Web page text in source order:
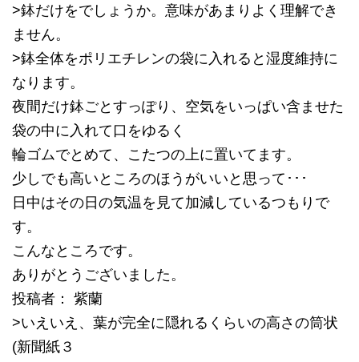
>鉢だけをでしょうか。意味があまりよく理解でき
ません。
>鉢全体をポリエチレンの袋に入れると湿度維持に
なります。
夜間だけ鉢ごとすっぽり、空気をいっぱい含ませた
袋の中に入れて口をゆるく
輪ゴムでとめて、こたつの上に置いてます。
少しでも高いところのほうがいいと思って･･･
日中はその日の気温を見て加減しているつもりで
す。
こんなところです。
ありがとうございました。
投稿者： 紫蘭
>いえいえ、葉が完全に隠れるくらいの高さの筒状
(新聞紙３